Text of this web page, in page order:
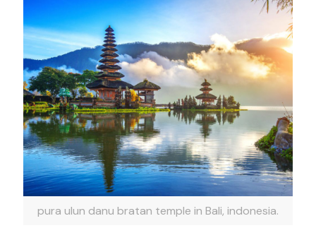
pura ulun danu bratan temple in Bali, indonesia.